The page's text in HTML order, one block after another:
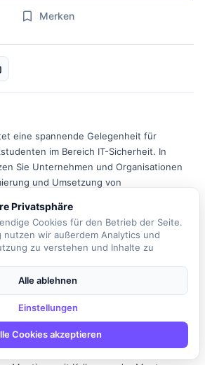
Merken
eine spannende Gelegenheit für
im Bereich IT-Sicherheit. In
Sie Unternehmen und Organisationen
und Umsetzung von
und sammeln wertvolle praktische
von Netzwerken, Systemen und
Kundenkontakt. Zu den typischen
Unterstützung bei Sicherheitsanalysen, die
Reporting von Sicherheitsvorfällen, die
Bedrohungen, die Mitarbeit an
an Penetrationstests. Ihr
einer kurzen Abstimmung mit Ihrem
und anstehende Aufgaben.
Tätigkeiten in laufenden
Privatsphäre
Cookies für den Betrieb der Seite.
nutzen wir außerdem Analytics und
zu verstehen und Inhalte zu
Alle ablehnen
Einstellungen
Cookies akzeptieren